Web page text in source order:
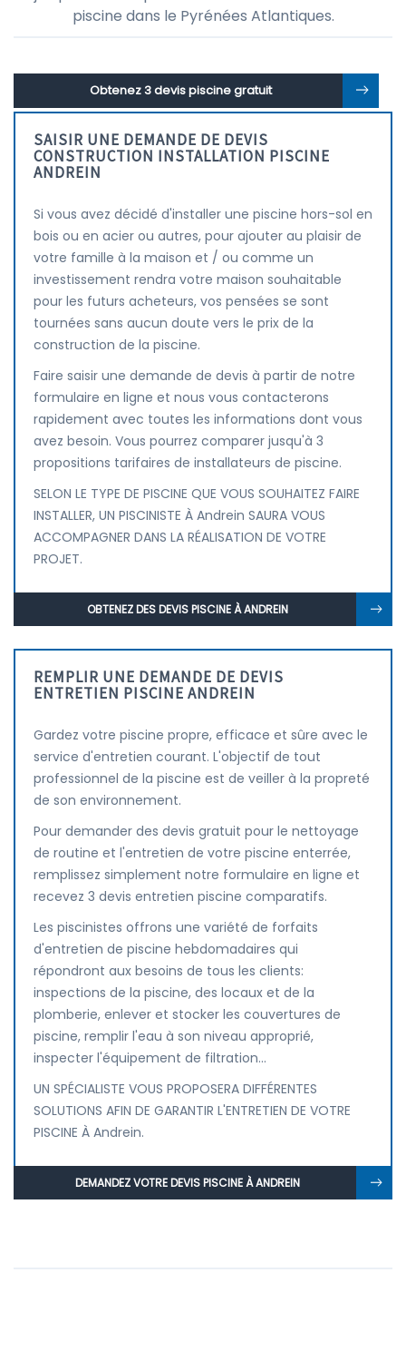
piscine dans le Pyrénées Atlantiques.
Obtenez 3 devis piscine gratuit
SAISIR UNE DEMANDE DE DEVIS
CONSTRUCTION INSTALLATION PISCINE
ANDREIN
Si vous avez décidé d'installer une piscine hors-sol en
bois ou en acier ou autres, pour ajouter au plaisir de
votre famille à la maison et / ou comme un
investissement rendra votre maison souhaitable
pour les futurs acheteurs, vos pensées se sont
tournées sans aucun doute vers le prix de la
construction de la piscine.
Faire saisir une demande de devis à partir de notre
formulaire en ligne et nous vous contacterons
rapidement avec toutes les informations dont vous
avez besoin. Vous pourrez comparer jusqu'à 3
propositions tarifaires de installateurs de piscine.
SELON LE TYPE DE PISCINE QUE VOUS SOUHAITEZ FAIRE
INSTALLER, UN PISCINISTE À Andrein SAURA VOUS
ACCOMPAGNER DANS LA RÉALISATION DE VOTRE
PROJET.
OBTENEZ DES DEVIS PISCINE À ANDREIN
REMPLIR UNE DEMANDE DE DEVIS
ENTRETIEN PISCINE ANDREIN
Gardez votre piscine propre, efficace et sûre avec le
service d'entretien courant. L'objectif de tout
professionnel de la piscine est de veiller à la propreté
de son environnement.
Pour demander des devis gratuit pour le nettoyage
de routine et l'entretien de votre piscine enterrée,
remplissez simplement notre formulaire en ligne et
recevez 3 devis entretien piscine comparatifs.
Les piscinistes offrons une variété de forfaits
d'entretien de piscine hebdomadaires qui
répondront aux besoins de tous les clients:
inspections de la piscine, des locaux et de la
plomberie, enlever et stocker les couvertures de
piscine, remplir l'eau à son niveau approprié,
inspecter l'équipement de filtration...
UN SPÉCIALISTE VOUS PROPOSERA DIFFÉRENTES
SOLUTIONS AFIN DE GARANTIR L'ENTRETIEN DE VOTRE
PISCINE À Andrein.
DEMANDEZ VOTRE DEVIS PISCINE À ANDREIN